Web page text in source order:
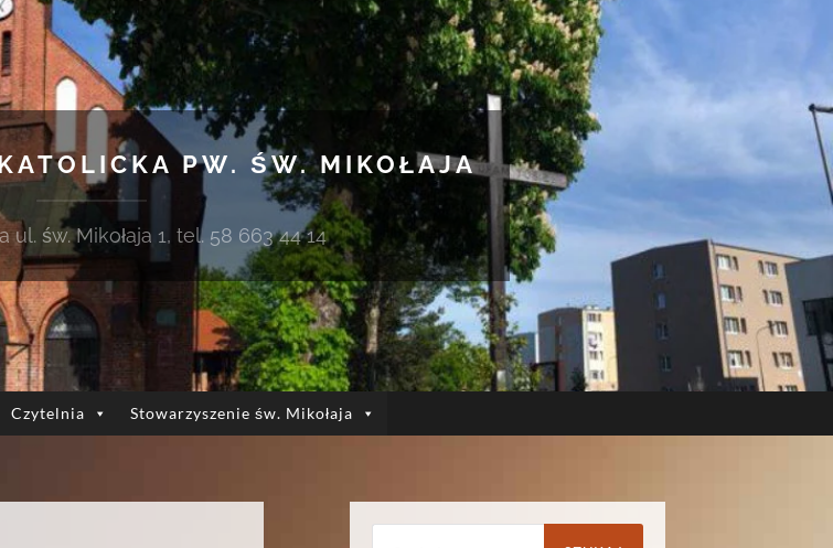
PW. ŚW. MIKOŁAJA
ul. św. Mikołaja 1, tel. 58 663 44 14
Czytelnia Stowarzyszenie św. Mikołaja